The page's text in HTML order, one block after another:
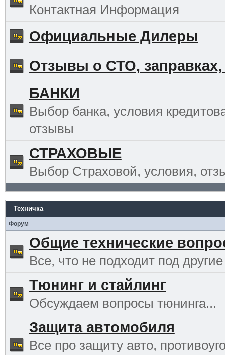
Контактная Информация
Официальные Дилеры
Отзывы о СТО, заправках,
БАНКИ
Выбор банка, условия
отзывы
СТРАХОВЫЕ
Выбор Страховой, условия,
Техничка
Форум
Общие технические
Все, что не подходит под другие
Тюнинг и стайлинг
Обсуждаем вопросы тюнинга...
Защита автомобиля
Все про защиту авто,